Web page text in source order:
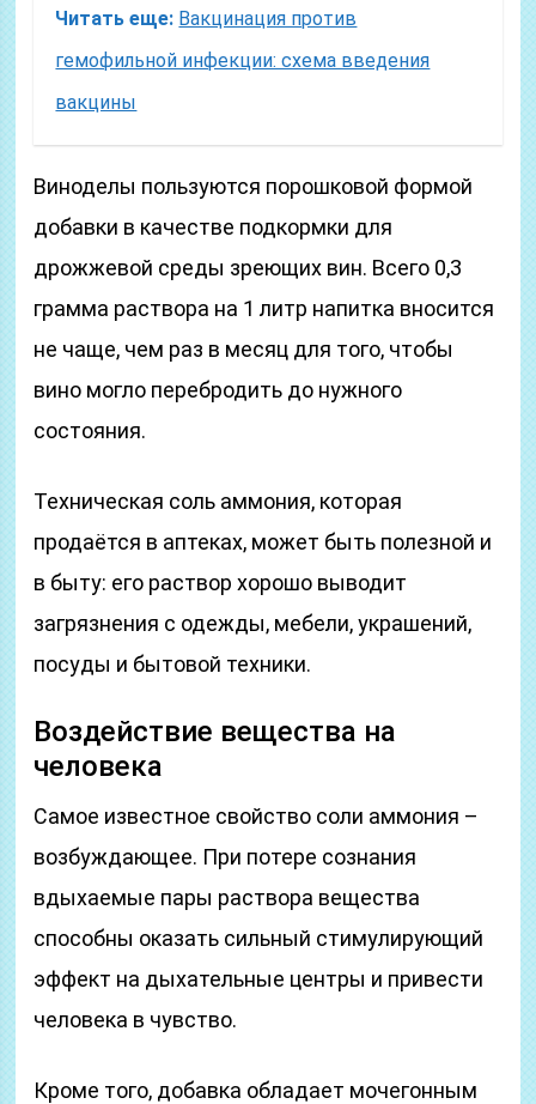
Читать еще: Вакцинация против
гемофильной инфекции: схема введения
вакцины
Виноделы пользуются порошковой формой
добавки в качестве подкормки для
дрожжевой среды зреющих вин. Всего 0,3
грамма раствора на 1 литр напитка вносится
не чаще, чем раз в месяц для того, чтобы
вино могло перебродить до нужного
состояния.
Техническая соль аммония, которая
продаётся в аптеках, может быть полезной и
в быту: его раствор хорошо выводит
загрязнения с одежды, мебели, украшений,
посуды и бытовой техники.
Воздействие вещества на
человека
Самое известное свойство соли аммония –
возбуждающее. При потере сознания
вдыхаемые пары раствора вещества
способны оказать сильный стимулирующий
эффект на дыхательные центры и привести
человека в чувство.
Кроме того, добавка обладает мочегонным